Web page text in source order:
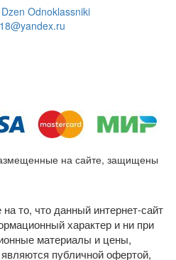
Dzen Odnoklassniki
на сайте, защищены
то, что данный интернет-сайт
характер и ни при
материалы и цены,
публичной офертой,